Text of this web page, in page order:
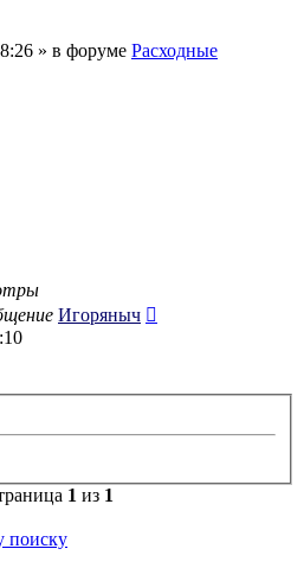
» в форуме Расходные
Игоряныч
1 из 1
поиску